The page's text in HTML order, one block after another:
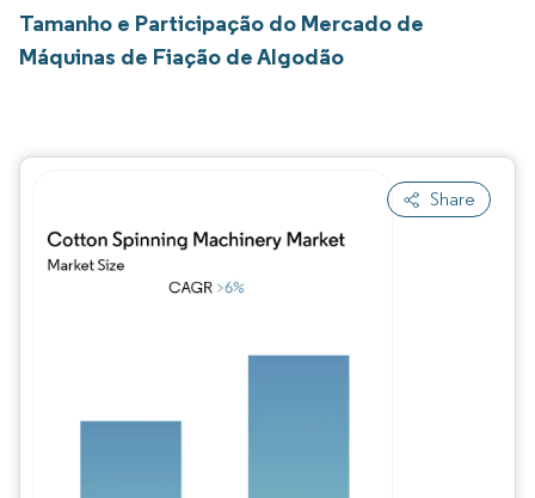
Tamanho e Participação do Mercado de
Máquinas de Fiação de Algodão
Share